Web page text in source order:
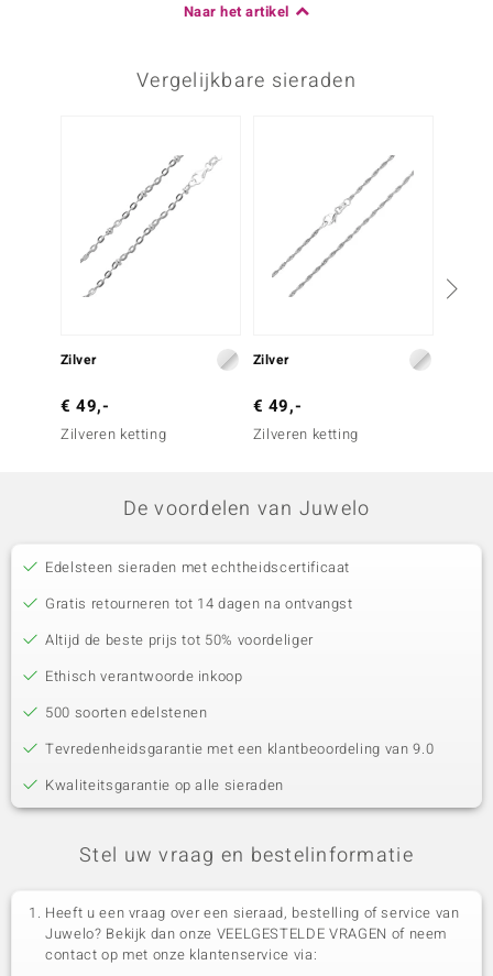
Naar het artikel
Vergelijkbare sieraden
Zilver
€ 49,-
Zilveren ketting
Zilver
€ 49,-
Zilveren ketting
De voordelen van Juwelo
Edelsteen sieraden met echtheidscertificaat
Gratis retourneren tot 14 dagen na ontvangst
Altijd de beste prijs tot 50% voordeliger
Ethisch verantwoorde inkoop
500 soorten edelstenen
Tevredenheidsgarantie met een klantbeoordeling van 9.0
Kwaliteitsgarantie op alle sieraden
Stel uw vraag en bestelinformatie
Heeft u een vraag over een sieraad, bestelling of service van
Juwelo? Bekijk dan onze VEELGESTELDE VRAGEN of neem
contact op met onze klantenservice via: